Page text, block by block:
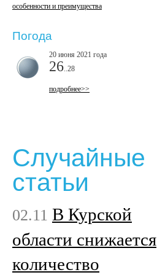
особенности и преимущества
Погода
20 июня 2021 года
26 ..28
подробнее>>
Случайные
статьи
02.11 В Курской
области снижается
количество